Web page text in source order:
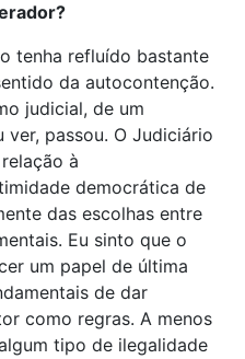
tenha refluído bastante
da autocontenção.
judicial, de um
ver, passou. O Judiciário
à
democrática de
das escolhas entre
Eu sinto que o
um papel de última
de dar
como regras. A menos
tipo de ilegalidade